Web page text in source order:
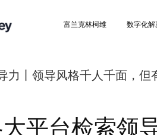
富兰克林柯维